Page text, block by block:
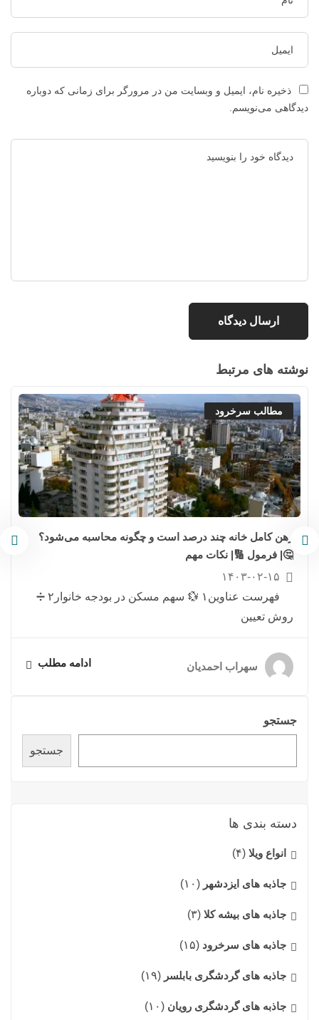
جستجو
جستجو
دسته بندی ها
انواع ویلا (۴)
جاذبه های ایزدشهر (۱۰)
جاذبه های بیشه کلا (۳)
جاذبه های سرخرود (۱۵)
جاذبه های گردشگری بابلسر (۱۹)
جاذبه های گردشگری رویان (۱۰)
ذخیره نام، ایمیل و وبسایت من در مرورگر برای زمانی که دوباره
دیدگاهی می‌نویسم.
نوشته های مرتبط
مطالب سرخرود
رهن کامل خانه چند درصد است و چگونه محاسبه می‌شود؟
🤔| فرمول 🔢| نکات مهم
۱۴۰۳-۰۲-۱۵
فهرست عناوین۱ 💱 سهم مسکن در بودجه خانوار۲ ➗
روش تعیین
سهراب احمدیان ادامه مطلب